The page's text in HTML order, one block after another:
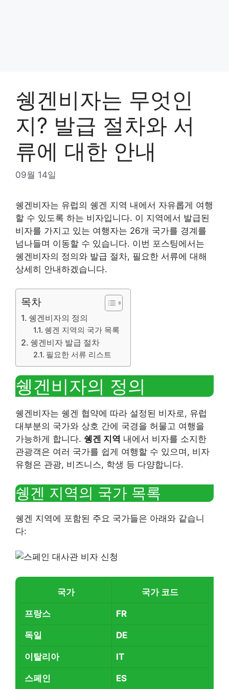
쉥겐비자는 무엇인
지? 발급 절차와 서
류에 대한 안내
09월 14일
쉥겐비자는 유럽의 쉥겐 지역 내에서 자유롭게 여행
할 수 있도록 하는 비자입니다. 이 지역에서 발급된
비자를 가지고 있는 여행자는 26개 국가를 경계를
넘나들며 이동할 수 있습니다. 이번 포스팅에서는
쉥겐비자의 정의와 발급 절차, 필요한 서류에 대해
상세히 안내하겠습니다.
목차
쉥겐비자의 정의
쉥겐 지역의 국가 목록
쉥겐비자 발급 절차
필요한 서류 리스트
쉥겐비자의 정의
쉥겐비자는 쉥겐 협약에 따라 설정된 비자로, 유럽
대부분의 국가와 상호 간에 국경을 허물고 여행을
가능하게 합니다. 쉥겐 지역 내에서 비자를 소지한
관광객은 여러 국가를 쉽게 여행할 수 있으며, 비자
유형은 관광, 비즈니스, 학생 등 다양합니다.
쉥겐 지역의 국가 목록
쉥겐 지역에 포함된 주요 국가들은 아래와 같습니
다:
국가 국가 코드
프랑스 FR
독일 DE
이탈리아 IT
스페인 ES